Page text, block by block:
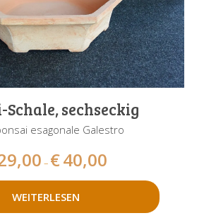
Schale, sechseckig
esagonale Galestro
– €40,00
WEITERLESEN